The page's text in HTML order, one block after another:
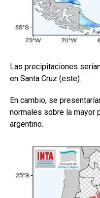
Las precipitaciones
en Santa Cruz (este).
En cambio, se
normales sobre la mayor
argentino.